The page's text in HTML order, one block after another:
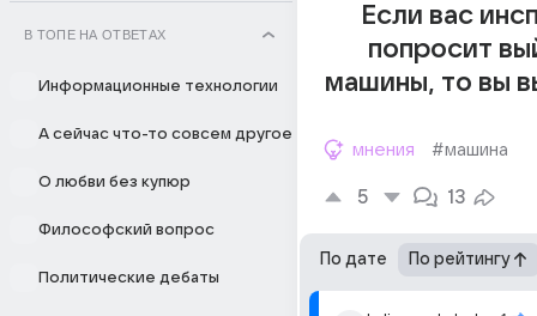
В ТОПЕ НА ОТВЕТАХ
Информационные технологии
А сейчас что-то совсем другое
О любви без купюр
Философский вопрос
Политические дебаты
Если вас
попросит
машины, то вы
мнения #машина
5 13
По дате По рейтингу